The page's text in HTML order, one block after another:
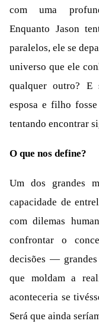
com uma
Enquanto Jason
paralelos, ele se
universo que ele
qualquer outro? E
esposa e filho
tentando encontrar
O que nos define?
Um dos grandes
capacidade de
com dilemas
confrontar o
decisões —
que moldam a
aconteceria se
Será que ainda